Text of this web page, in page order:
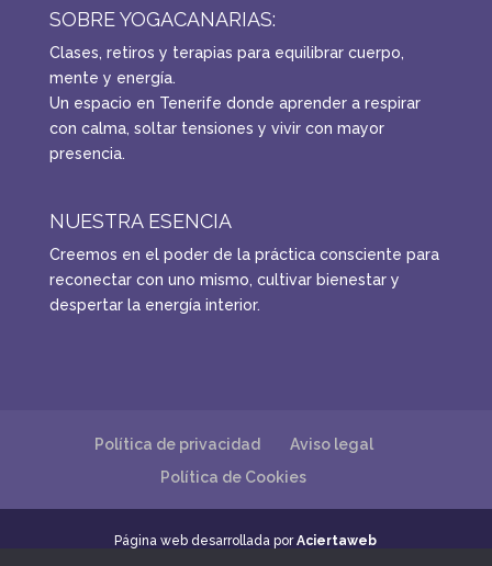
SOBRE YOGACANARIAS:
Clases, retiros y terapias para equilibrar cuerpo,
mente y energía.
Un espacio en Tenerife donde aprender a respirar
con calma, soltar tensiones y vivir con mayor
presencia.
NUESTRA ESENCIA
Creemos en el poder de la práctica consciente para
reconectar con uno mismo, cultivar bienestar y
despertar la energía interior.
Política de privacidad
Aviso legal
Política de Cookies
Página web desarrollada porAciertaweb